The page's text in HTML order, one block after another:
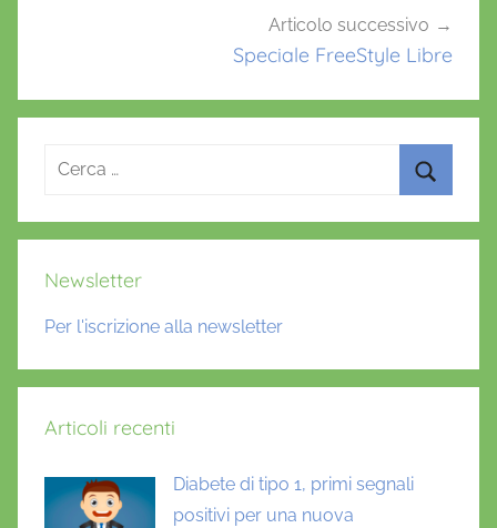
Articolo successivo
Speciale FreeStyle Libre
Ricerca
Newsletter
Per l'iscrizione alla newsletter
Articoli recenti
Diabete di tipo 1, primi segnali
positivi per una nuova